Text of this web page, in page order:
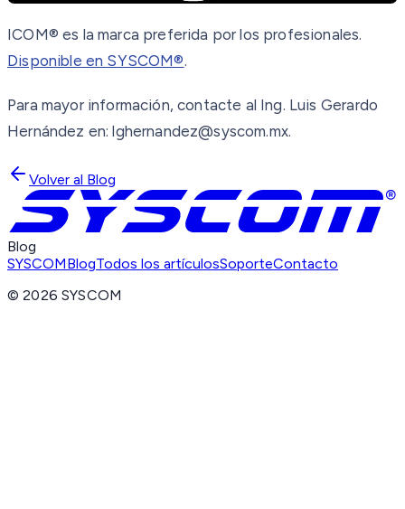
ICOM® es la marca preferida por los profesionales.
Disponible en SYSCOM®.
Para mayor información, contacte al Ing. Luis Gerardo
Hernández en: lghernandez@syscom.mx.
Volver al Blog
Blog
SYSCOMBlogTodos los artículosSoporteContacto
©2026 SYSCOM